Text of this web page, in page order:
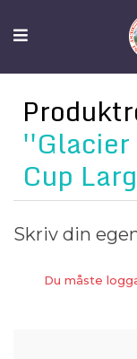
OM
IFISH
KONTAKTA
Cup
Skriv din
Du måste